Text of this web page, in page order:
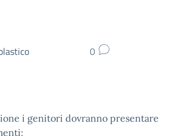
0
i genitori dovranno presentare